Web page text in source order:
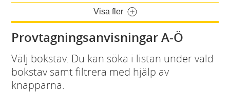
Visa fler
Provtagningsanvisningar A-Ö
Välj bokstav. Du kan söka i listan under vald
bokstav samt filtrera med hjälp av
knapparna.